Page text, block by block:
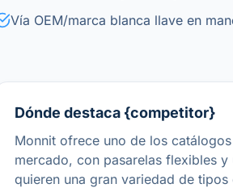
Vía OEM/marca blanca llave en
Dónde destaca {competitor}
Monnit ofrece uno de los
mercado, con pasarelas flexibles
quieren una gran variedad de